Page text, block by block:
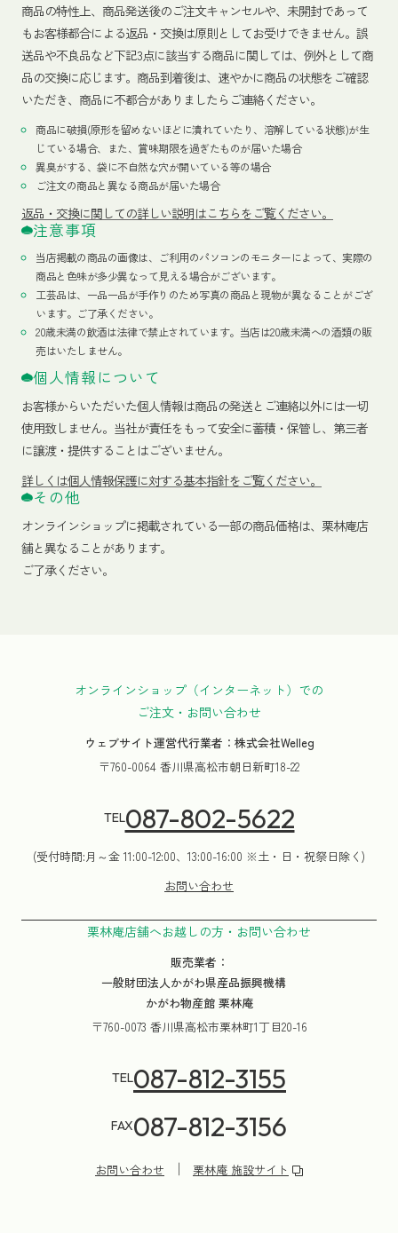
商品の特性上、商品発送後のご注文キャンセルや、未開封であって
もお客様都合による返品・交換は原則としてお受けできません。誤
送品や不良品など下記3点に該当する商品に関しては、例外として商
品の交換に応じます。商品到着後は、速やかに商品の状態をご確認
いただき、商品に不都合がありましたらご連絡ください。
商品に破損(原形を留めないほどに潰れていたり、溶解している状態)が生
じている場合、また、賞味期限を過ぎたものが届いた場合
異臭がする、袋に不自然な穴が開いている等の場合
ご注文の商品と異なる商品が届いた場合
返品・交換に関しての詳しい説明はこちらをご覧ください。
注意事項
当店掲載の商品の画像は、ご利用のパソコンのモニターによって、実際の
商品と色味が多少異なって見える場合がございます。
工芸品は、一品一品が手作りのため写真の商品と現物が異なることがござ
います。ご了承ください。
20歳未満の飲酒は法律で禁止されています。当店は20歳未満への酒類の販
売はいたしません。
個人情報について
お客様からいただいた個人情報は商品の発送とご連絡以外には一切
使用致しません。当社が責任をもって安全に蓄積・保管し、第三者
に譲渡・提供することはございません。
詳しくは個人情報保護に対する基本指針をご覧ください。
その他
オンラインショップに掲載されている一部の商品価格は、栗林庵店
舗と異なることがあります。
ご了承ください。
オンラインショップ（インターネット）での
ご注文・お問い合わせ
ウェブサイト運営代行業者：株式会社Welleg
〒760-0064 香川県高松市朝日新町18-22
TEL087-802-5622
(受付時間:月～金 11:00-12:00、13:00-16:00 ※土・日・祝祭日除く)
お問い合わせ
栗林庵店舗へお越しの方・お問い合わせ
販売業者：
一般財団法人かがわ県産品振興機構
かがわ物産館 栗林庵
〒760-0073 香川県高松市栗林町1丁目20-16
TEL087-812-3155
FAX087-812-3156
お問い合わせ 栗林庵 施設サイト